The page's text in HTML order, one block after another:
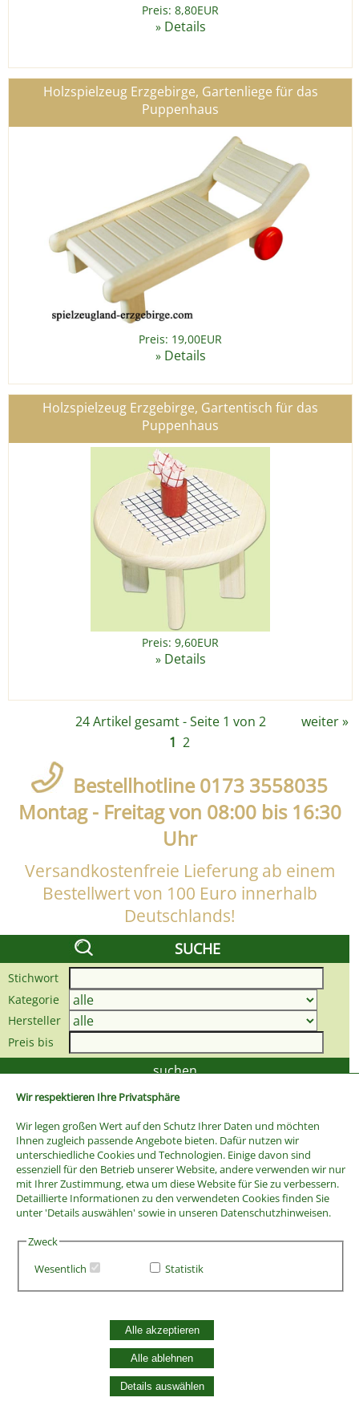
Wir respektieren Ihre Privatsphäre
Wir legen großen Wert auf den Schutz Ihrer Daten und möchten
Ihnen zugleich passende Angebote bieten. Dafür nutzen wir
unterschiedliche Cookies und Technologien. Einige davon sind
essenziell für den Betrieb unserer Website, andere verwenden wir nur
mit Ihrer Zustimmung, etwa um diese Website für Sie zu verbessern.
Detaillierte Informationen zu den verwendeten Cookies finden Sie
unter 'Details auswählen' sowie in unseren Datenschutzhinweisen.
Zweck
Wesentlich
Statistik
Alle akzeptieren
Alle ablehnen
Details auswählen
Preis: 8,80EUR
» Details
Holzspielzeug Erzgebirge, Gartenliege für das
Puppenhaus
Preis: 19,00EUR
» Details
Holzspielzeug Erzgebirge, Gartentisch für das
Puppenhaus
Preis: 9,60EUR
» Details
24 Artikel gesamt - Seite 1 von 2 weiter»
1 2
Bestellhotline 0173 3558035
Montag - Freitag von 08:00 bis 16:30
Uhr
Versandkostenfreie Lieferung ab einem
Bestellwert von 100 Euro innerhalb
Deutschlands!
SUCHE
Stichwort
Kategorie
Hersteller
Preis bis
AGB
Vertrag widerrufen
Datenschutzerklärung
Zahlung und Versand
Batterieentsorgung
Widerruf Cookie-Einwilligung